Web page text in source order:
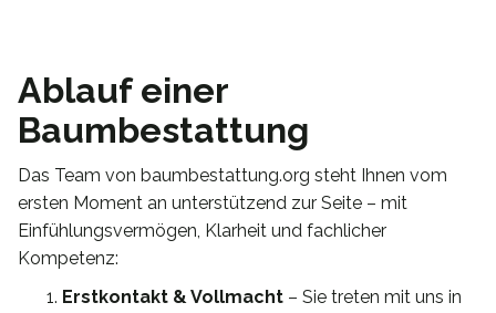
Ablauf einer
Baumbestattung
Das Team von baumbestattung.org steht Ihnen vom
ersten Moment an unterstützend zur Seite – mit
Einfühlungsvermögen, Klarheit und fachlicher
Kompetenz:
Erstkontakt & Vollmacht – Sie treten mit uns in